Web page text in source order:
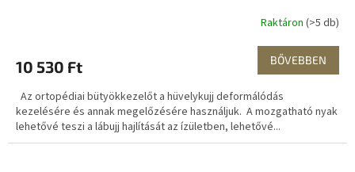
Raktáron (>5 db)
10 530 Ft BŐVEBBEN
Az ortopédiai bütyökkezelőt a hüvelykujj deformálódás
kezelésére és annak megelőzésére használjuk. A mozgatható nyak
lehetővé teszi a lábujj hajlítását az ízületben, lehetővé...